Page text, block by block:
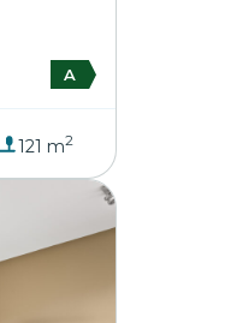
A
121 m2